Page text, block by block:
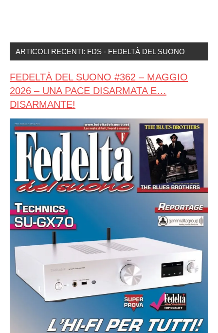
ARTICOLI RECENTI: FDS - FEDELTÀ DEL SUONO
FEDELTÀ DEL SUONO #362 – MAGGIO
2026 – UNA PACE DISARMATA E…
DISARMANTE!